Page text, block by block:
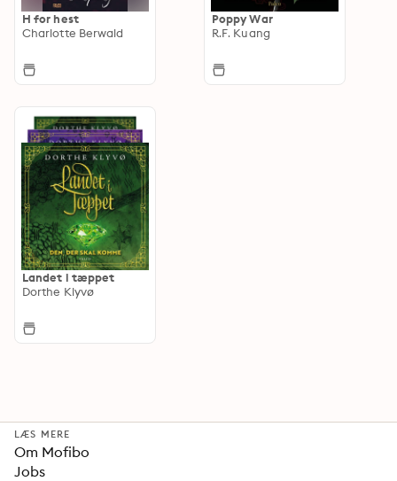
H for hest
Charlotte Berwald
Poppy War
R.F. Kuang
Landet i tæppet
Dorthe Klyvø
LÆS MERE
Om Mofibo
Jobs